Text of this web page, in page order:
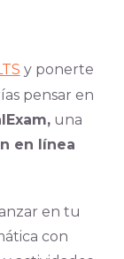
y ponerte
pensar en
una
en línea
en tu
con